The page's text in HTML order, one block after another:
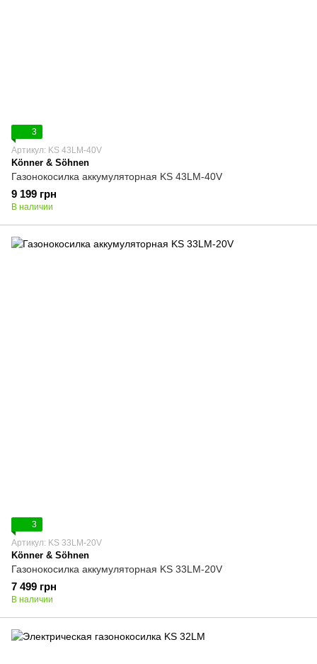
3
Артикул: KS 43LM-40V
Könner & Söhnen
Газонокосилка аккумуляторная KS 43LM-40V
9 199 грн
В наличии
3
Артикул: KS 33LM-20V
Könner & Söhnen
Газонокосилка аккумуляторная KS 33LM-20V
7 499 грн
В наличии